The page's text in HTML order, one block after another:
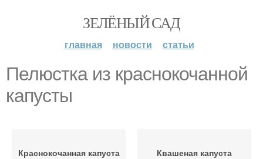
ЗЕЛЁНЫЙ САД
главная новости статьи
Пелюстка из краснокочанной
капусты
Краснокочанная капуста Квашеная капуста